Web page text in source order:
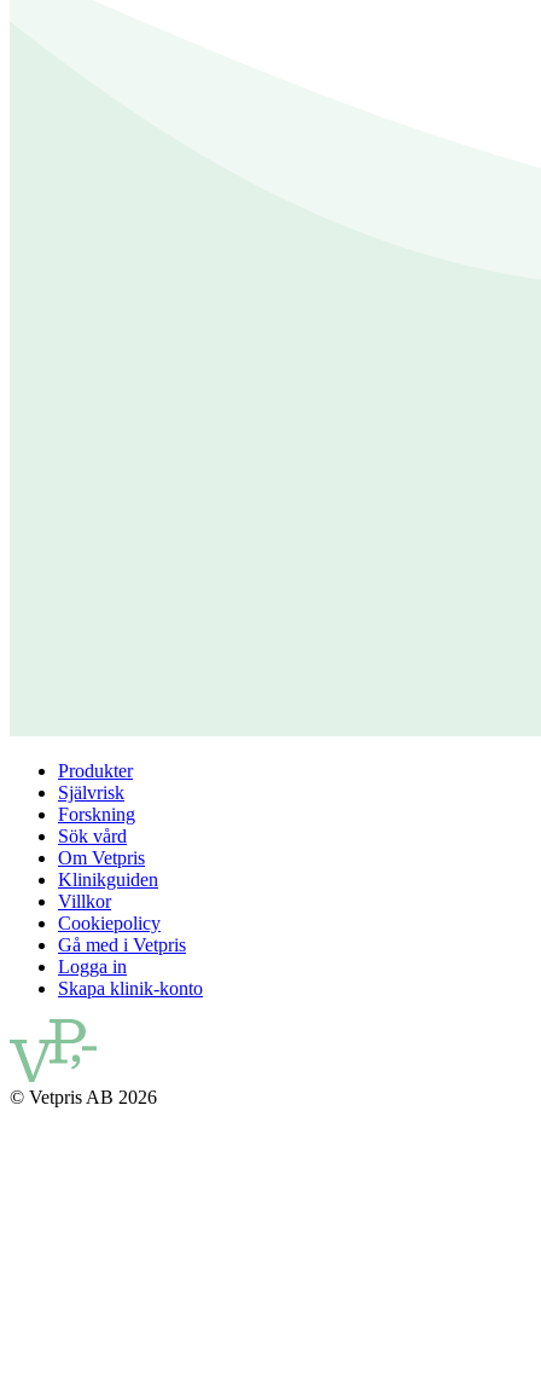
Produkter
Självrisk
Forskning
Sök vård
Om Vetpris
Klinikguiden
Villkor
Cookiepolicy
Gå med i Vetpris
Logga in
Skapa klinik-konto
© Vetpris AB 2026